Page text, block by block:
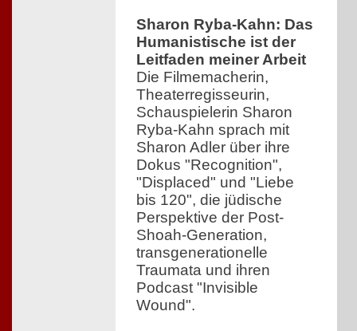
Sharon Ryba-Kahn: Das
Humanistische ist der
Leitfaden meiner Arbeit
Die Filmemacherin,
Theaterregisseurin,
Schauspielerin Sharon
Ryba-Kahn sprach mit
Sharon Adler über ihre
Dokus "Recognition",
"Displaced" und "Liebe
bis 120", die jüdische
Perspektive der Post-
Shoah-Generation,
transgenerationelle
Traumata und ihren
Podcast "Invisible
Wound".